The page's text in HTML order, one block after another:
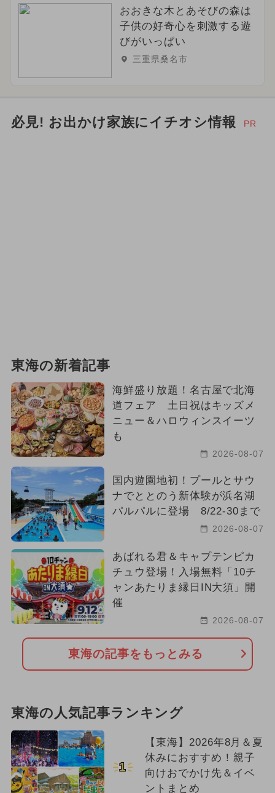
おおきな木とあそびの森は
子供の好奇心を刺激する遊
びがいっぱい
三重県桑名市
必見! お出かけ家族にイチオシ情報 PR
東海の新着記事
海鮮盛り放題！名古屋で北海
道フェア 土日祝はキッズメ
ニュー＆ハロウィンスイーツ
も
2026-08-07
国内遊園地初！プールとサウ
ナでととのう新体験が浜名湖
パルパルに登場 8/22-30まで
2026-08-07
あばれる君＆キャプテンピカ
チュウ登場！入場無料「10チ
ャンあたりま縁日IN大須」開
催
2026-08-07
東海の記事をもっとみる
東海の人気記事ランキング
1
【東海】2026年8月＆夏
休みにおすすめ！親子
向けおでかけ先＆イベ
ントまとめ